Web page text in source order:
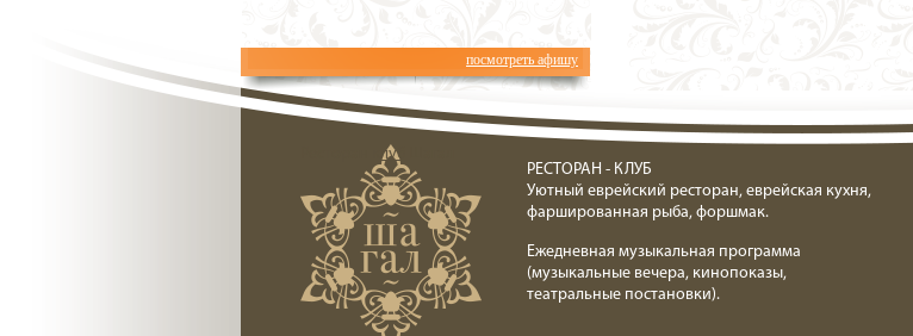
посмотреть афишу
Ресторан клуб Шагал
РЕСТОРАН - КЛУБ
Уютный еврейский ресторан, еврейская кухня,
фаршированная рыба, форшмак.
Ежедневная музыкальная программа
(музыкальные вечера, кинопоказы,
театральные постановки).